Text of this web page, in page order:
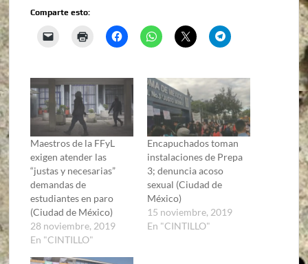
Comparte esto:
Maestros de la FFyL
exigen atender las
“justas y necesarias”
demandas de
estudiantes en paro
(Ciudad de México)
28 noviembre, 2019
En "CINTILLO"
Encapuchados toman
instalaciones de Prepa
3; denuncia acoso
sexual (Ciudad de
México)
15 noviembre, 2019
En "CINTILLO"